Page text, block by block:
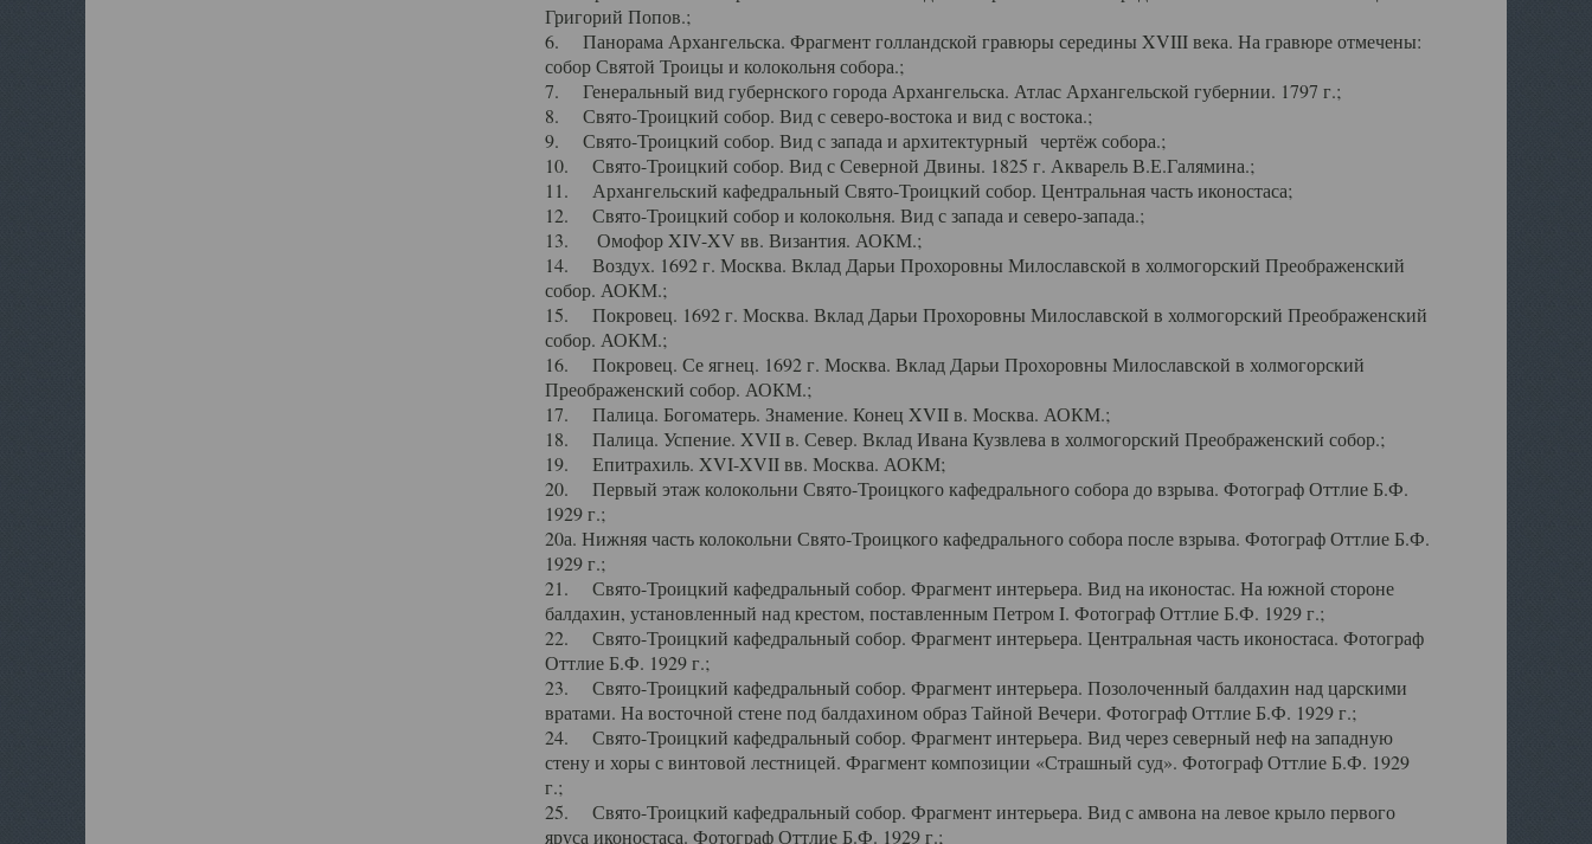
Григорий Попов.;
6. Панорама Архангельска. Фрагмент голландской гравюры середины XVIII века. На гравюре отмечены:
собор Святой Троицы и колокольня собора.;
7. Генеральный вид губернского города Архангельска. Атлас Архангельской губернии. 1797 г.;
8. Свято-Троицкий собор. Вид с северо-востока и вид с востока.;
9. Свято-Троицкий собор. Вид с запада и архитектурный чертёж собора.;
10. Свято-Троицкий собор. Вид с Северной Двины. 1825 г. Акварель В.Е.Галямина.;
11. Архангельский кафедральный Свято-Троицкий собор. Центральная часть иконостаса;
12. Свято-Троицкий собор и колокольня. Вид с запада и северо-запада.;
13. Омофор XIV-XV вв. Византия. АОКМ.;
14. Воздух. 1692 г. Москва. Вклад Дарьи Прохоровны Милославской в холмогорский Преображенский
собор. АОКМ.;
15. Покровец. 1692 г. Москва. Вклад Дарьи Прохоровны Милославской в холмогорский Преображенский
собор. АОКМ.;
16. Покровец. Се ягнец. 1692 г. Москва. Вклад Дарьи Прохоровны Милославской в холмогорский
Преображенский собор. АОКМ.;
17. Палица. Богоматерь. Знамение. Конец XVII в. Москва. АОКМ.;
18. Палица. Успение. XVII в. Север. Вклад Ивана Кузвлева в холмогорский Преображенский собор.;
19. Епитрахиль. XVI-XVII вв. Москва. АОКМ;
20. Первый этаж колокольни Свято-Троицкого кафедрального собора до взрыва. Фотограф Оттлие Б.Ф.
1929 г.;
20а. Нижняя часть колокольни Свято-Троицкого кафедрального собора после взрыва. Фотограф Оттлие Б.Ф.
1929 г.;
21. Свято-Троицкий кафедральный собор. Фрагмент интерьера. Вид на иконостас. На южной стороне
балдахин, установленный над крестом, поставленным Петром I. Фотограф Оттлие Б.Ф. 1929 г.;
22. Свято-Троицкий кафедральный собор. Фрагмент интерьера. Центральная часть иконостаса. Фотограф
Оттлие Б.Ф. 1929 г.;
23. Свято-Троицкий кафедральный собор. Фрагмент интерьера. Позолоченный балдахин над царскими
вратами. На восточной стене под балдахином образ Тайной Вечери. Фотограф Оттлие Б.Ф. 1929 г.;
24. Свято-Троицкий кафедральный собор. Фрагмент интерьера. Вид через северный неф на западную
стену и хоры с винтовой лестницей. Фрагмент композиции «Страшный суд». Фотограф Оттлие Б.Ф. 1929
г.;
25. Свято-Троицкий кафедральный собор. Фрагмент интерьера. Вид с амвона на левое крыло первого
яруса иконостаса. Фотограф Оттлие Б.Ф. 1929 г.;